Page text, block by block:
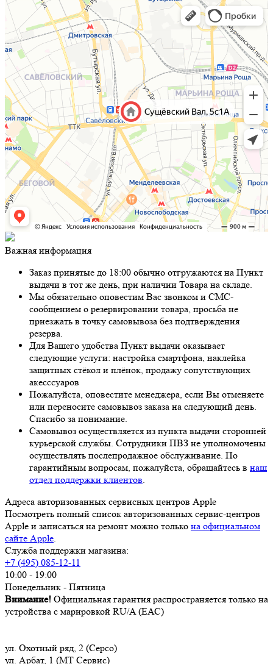
Важная информация
Заказ принятые до 18:00 обычно отгружаются на Пункт
выдачи в тот же день, при наличии Товара на складе.
Мы обязательно оповестим Вас звонком и СМС-
сообщением о резервировании товара, просьба не
приезжать в точку самовывоза без подтверждения
резерва.
Для Вашего удобства Пункт выдачи оказывает
следующие услуги: настройка смартфона, наклейка
защитных стёкол и плёнок, продажу сопутствующих
акесссуаров
Пожалуйста, оповестите менеджера, если Вы отменяете
или переносите самовывоз заказа на следующий день.
Спасибо за понимание.
Самовывоз осуществляется из пункта выдачи сторонней
курьерской службы. Сотрудники ПВЗ не уполномочены
осуществлять послепродажное обслуживание. По
гарантийным вопросам, пожалуйста, обращайтесь в наш
отдел поддержки клиентов.
Адреса авторизованных сервисных центров Apple
Посмотреть полный список авторизованных сервис-центров
Apple и записаться на ремонт можно только на официальном
сайте Apple.
Служба поддержки магазина:
+7 (495) 085-12-11
10:00 - 19:00
Понедельник - Пятница
Внимание! Официальная гарантия распространяется только на
устройства с марировкой RU/A (ЕАС)
ул. Охотный ряд, 2 (Серсо)
ул. Арбат, 1 (МТ Сервис)